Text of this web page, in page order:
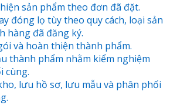
sản phẩm theo đơn đã đặt.
đóng lọ tùy theo quy cách, loại sản
hàng đã đăng ký.
và hoàn thiện thành phẩm.
thành phẩm nhằm kiểm nghiệm
cùng.
lưu hồ sơ, lưu mẫu và phân phối